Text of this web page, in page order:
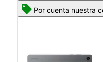
Por cuenta nuestra